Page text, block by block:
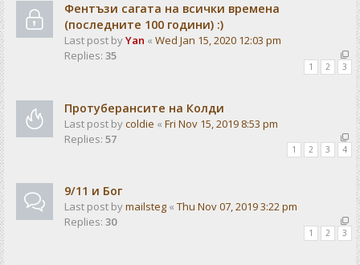
Фентъзи сагата на всички времена
(последните 100 години) :)
Last post byYan « Wed Jan 15, 2020 12:03 pm
Replies: 35
1 2 3
Протуберансите на Колди
Last post bycoldie « Fri Nov 15, 2019 8:53 pm
Replies: 57
1 2 3 4
9/11 и Бог
Last post bymailsteg « Thu Nov 07, 2019 3:22 pm
Replies: 30
1 2 3